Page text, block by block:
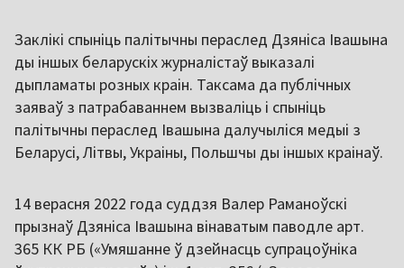
Заклікі спыніць палітычны пераслед Дзяніса Івашына
ды іншых беларускіх журналістаў выказалі
дыпламаты розных краін. Таксама да публічных
заяваў з патрабаваннем вызваліць і спыніць
палітычны пераслед Івашына далучыліся медыі з
Беларусі, Літвы, Украіны, Польшчы ды іншых краінаў.
14 верасня 2022 года суддзя Валер Раманоўскі
прызнаў Дзяніса Івашына вінаватым паводле арт.
365 КК РБ («Умяшанне ў дзейнасць супрацоўніка